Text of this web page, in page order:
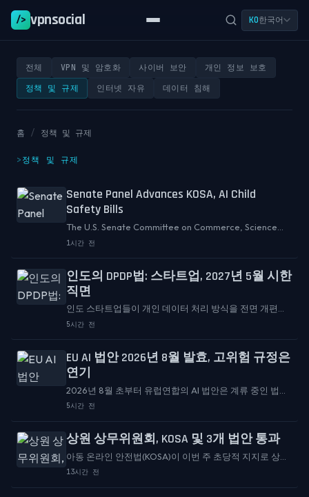
/> vpnsocial KO한국어
전체 VPN 및 암호화 사이버 보안
개인 정보 보호
정책 및 규제
인터넷 자유 데이터 침해
홈 / 정책 및 규제
정책 및 규제
Senate Panel Advances KOSA, AI Child
Safety Bills
The U.S. Senate Committee on Commerce, Science
and Transportation has voted to advance the Kids
1시간 전
인도의 DPDP법: 스타트업, 2027년 5월 시한
직면
인도 스타트업들이 개인 데이터 처리 방식을 전면 개편해
야 하는 확정적인 시한을 받았다. The Logical Indian의 보
5시간 전
EU AI 법안 2026년 8월 발효, 고위험 규정은
연기
2026년 8월 초부터 유럽연합의 AI 법안은 계류 중인 법안
에서 기업이 실제로 준수해야 하는 현행법으로 전환되었
템에 대한 규정은 일시적으로 제외되었다고 알렸습니다.
5시간 전
상원 상무위원회, KOSA 및 3개 법안 통과
아동 온라인 안전법(KOSA)이 이번 주 초당적 지지로 상원
상무·과학·교통위원회를 통과했다고 K-12 Dive가 전했다.
13시간 전